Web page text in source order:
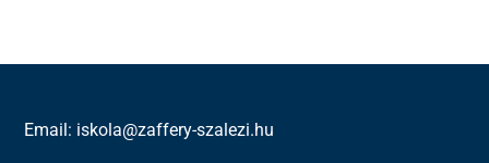
Email: iskola@zaffery-szalezi.hu